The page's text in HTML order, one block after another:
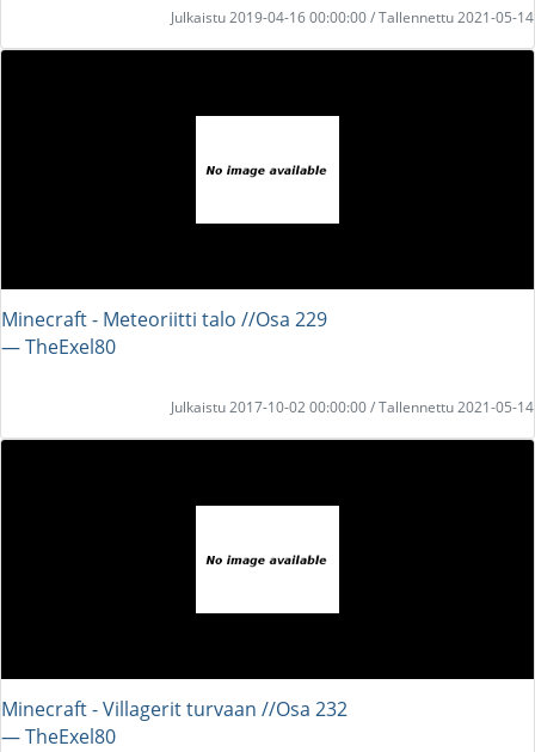
Julkaistu 2019-04-16 00:00:00 / Tallennettu 2021-05-14
Minecraft - Meteoriitti talo //Osa 229
― TheExel80
Julkaistu 2017-10-02 00:00:00 / Tallennettu 2021-05-14
Minecraft - Villagerit turvaan //Osa 232
― TheExel80